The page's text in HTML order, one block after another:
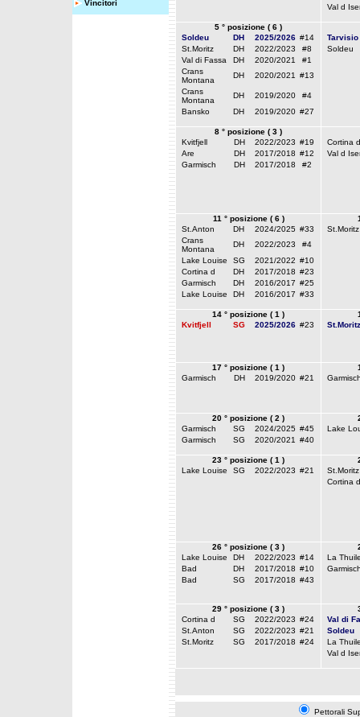
Vincitori
Val d
5 ° posizione ( 6 )
Soldeu
DH 2025/2026 #14
St.Moritz
DH 2022/2023
#8
Val di Fassa
DH 2020/2021
#1
Crans
Montana
DH 2020/2021
#13
Crans
Montana
DH 2019/2020
#4
Bansko
DH 2019/2020 #27
Tarvisio
Soldeu
8 ° posizione ( 3 )
Kvitfjell
DH 2022/2023 #19
Are
DH 2017/2018 #12
Garmisch
DH 2017/2018 #2
Cortina d
Val d
11 ° posizione ( 6 )
St.Anton
DH 2024/2025 #33
Crans
Montana
DH 2022/2023
#4
Lake Louise
SG 2021/2022 #10
Cortina d
DH 2017/2018 #23
Garmisch
DH 2016/2017 #25
Lake Louise
DH 2016/2017 #33
St.Moritz
14 ° posizione ( 1 )
Kvitfjell
SG 2025/2026 #23
St.Moritz
17 ° posizione ( 1 )
Garmisch
DH 2019/2020 #21
20 ° posizione ( 2 )
Garmisch
SG 2024/2025 #45
Garmisch
SG 2020/2021 #40
Lake
23 ° posizione ( 1 )
Lake Louise
SG 2022/2023 #21
St.Moritz
Cortina d
26 ° posizione ( 3 )
Lake Louise
DH 2022/2023 #14
Bad
DH 2017/2018 #10
Bad
SG 2017/2018 #43
La
29 ° posizione ( 3 )
Cortina d
SG 2022/2023 #24
St.Anton
SG 2022/2023 #21
St.Moritz
SG 2017/2018 #24
Val di
Soldeu
La
Val d
Pettorali